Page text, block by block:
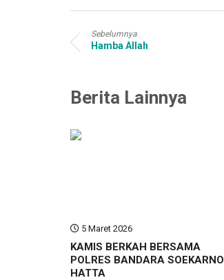
Sebelumnya
Hamba Allah
Berita Lainnya
5 Maret 2026
KAMIS BERKAH BERSAMA
POLRES BANDARA SOEKARNO
HATTA